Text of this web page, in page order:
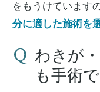
をもうけています
分に適した施術を
わきが
も手術